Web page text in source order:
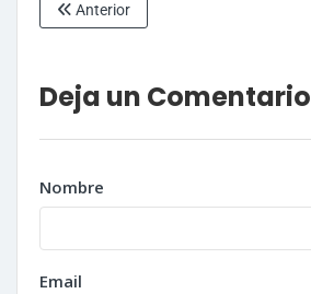
Anterior
Deja un Comentario
Nombre
Email